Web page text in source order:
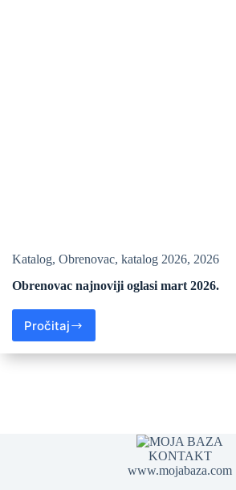
Katalog, Obrenovac, katalog 2026, 2026
Obrenovac najnoviji oglasi mart 2026.
Pročitaj
KONTAKT
www.mojabaza.com